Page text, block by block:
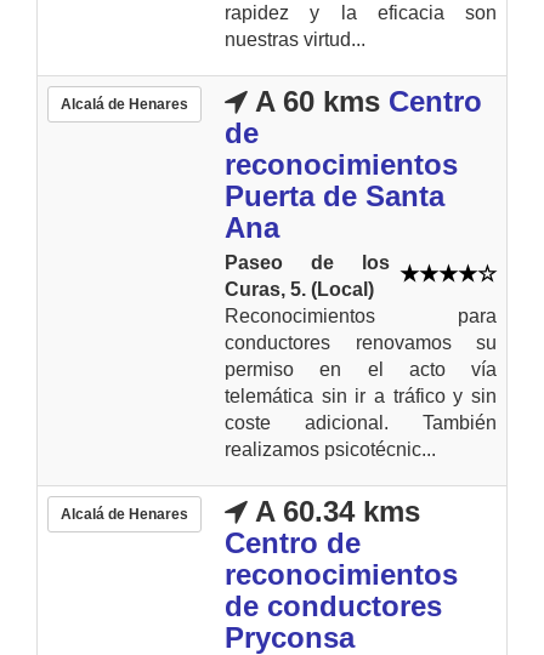
rapidez y la eficacia son
nuestras virtud...
Alcalá de Henares A 60 kms Centro
de
reconocimientos
Puerta de Santa
Ana
Paseo de los
Curas, 5. (Local)
Reconocimientos para
conductores renovamos su
permiso en el acto vía
telemática sin ir a tráfico y sin
coste adicional. También
realizamos psicotécnic...
Alcalá de Henares
A 60.34 kms
Centro de
reconocimientos
de conductores
Pryconsa